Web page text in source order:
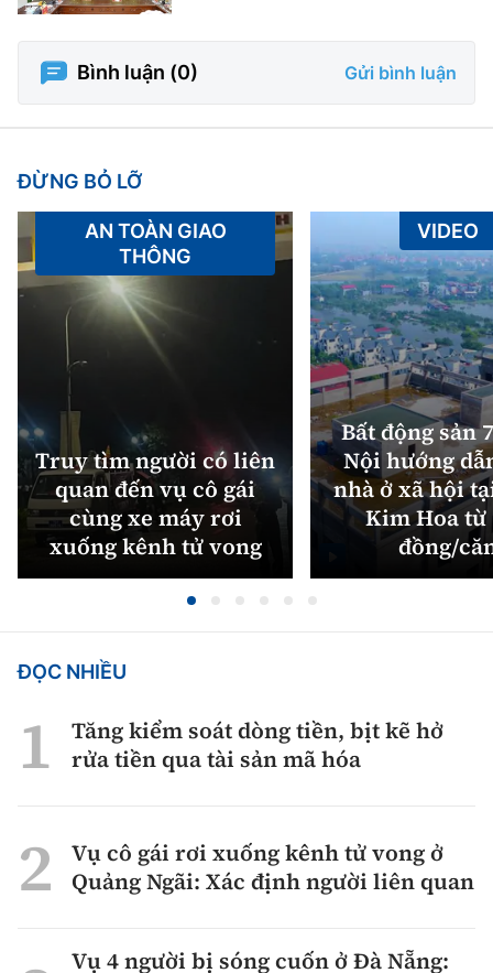
Bình luận (0) Gửi bình luận
ĐỪNG BỎ LỠ
Truy tìm người có liên
quan đến vụ cô gái
cùng xe máy rơi
xuống kênh tử vong
AN TOÀN GIAO
THÔNG
Bất động sản
Nội hướng
nhà ở xã hội
Kim Hoa từ
đồng/
VIDEO
ĐỌC NHIỀU
Tăng kiểm soát dòng tiền, bịt kẽ hở
rửa tiền qua tài sản mã hóa
Vụ cô gái rơi xuống kênh tử vong ở
Quảng Ngãi: Xác định người liên quan
Vụ 4 người bị sóng cuốn ở Đà Nẵng: